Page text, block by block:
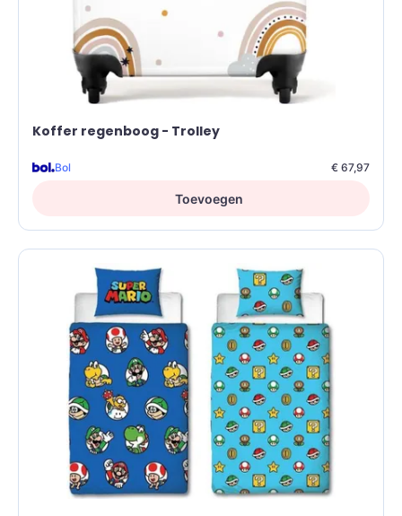
Koffer regenboog - Trolley
Bol € 67,97
Toevoegen